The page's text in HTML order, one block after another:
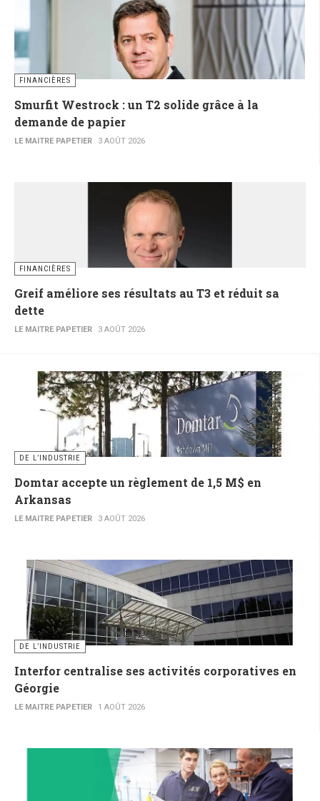
FINANCIÈRES
Smurfit Westrock : un T2 solide grâce à la
demande de papier
LE MAITRE PAPETIER 3 AOÛT 2026
FINANCIÈRES
Greif améliore ses résultats au T3 et réduit sa
dette
LE MAITRE PAPETIER 3 AOÛT 2026
DE L’INDUSTRIE
Domtar accepte un règlement de 1,5 M$ en
Arkansas
LE MAITRE PAPETIER 3 AOÛT 2026
DE L’INDUSTRIE
Interfor centralise ses activités corporatives en
Géorgie
LE MAITRE PAPETIER 1 AOÛT 2026